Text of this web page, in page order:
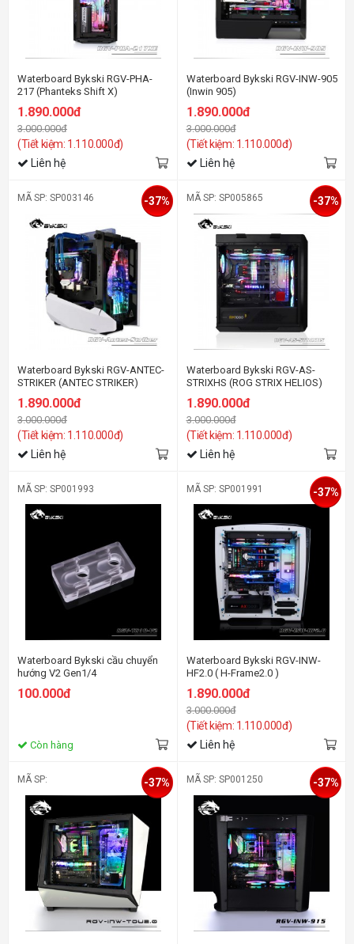
Waterboard Bykski RGV-PHA-
217 (Phanteks Shift X)
1.890.000đ
3.000.000đ
(Tiết kiệm: 1.110.000đ)
Liên hệ
Waterboard Bykski RGV-INW-905
(Inwin 905)
1.890.000đ
3.000.000đ
(Tiết kiệm: 1.110.000đ)
Liên hệ
MÃ SP: SP003146
Waterboard Bykski RGV-ANTEC-
STRIKER (ANTEC STRIKER)
1.890.000đ
3.000.000đ
(Tiết kiệm: 1.110.000đ)
-37%
Liên hệ
MÃ SP: SP005865
Waterboard Bykski RGV-AS-
STRIXHS (ROG STRIX HELIOS)
1.890.000đ
3.000.000đ
(Tiết kiệm: 1.110.000đ)
-37%
Liên hệ
MÃ SP: SP001993
Waterboard Bykski cầu chuyển
hướng V2 Gen1/4
100.000đ
Còn hàng
MÃ SP: SP001991
Waterboard Bykski RGV-INW-
HF2.0 ( H-Frame2.0 )
1.890.000đ
3.000.000đ
(Tiết kiệm: 1.110.000đ)
-37%
Liên hệ
MÃ SP: -37% MÃ SP: SP001250 -37%